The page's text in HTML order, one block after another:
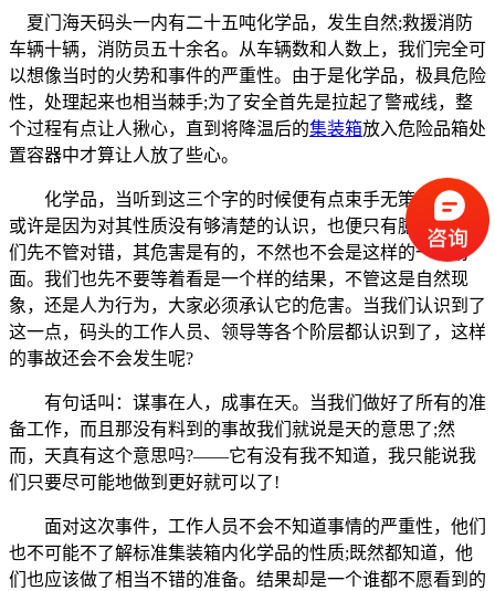
夏门海天码头一内有二十五吨化学品，发生自然;救援消防
车辆十辆，消防员五十余名。从车辆数和人数上，我们完全可
以想像当时的火势和事件的严重性。由于是化学品，极具危险
性，处理起来也相当棘手;为了安全首先是拉起了警戒线，整
个过程有点让人揪心，直到将降温后的集装箱放入危险品箱处
置容器中才算让人放了些心。
化学品，当听到这三个字的时候便有点束手无策的感觉，
或许是因为对其性质没有够清楚的认识，也便只有臆测了。咱
们先不管对错，其危害是有的，不然也不会是这样的一个场
面。我们也先不要等着看是一个样的结果，不管这是自然现
象，还是人为行为，大家必须承认它的危害。当我们认识到了
这一点，码头的工作人员、领导等各个阶层都认识到了，这样
的事故还会不会发生呢?
有句话叫：谋事在人，成事在天。当我们做好了所有的准
备工作，而且那没有料到的事故我们就说是天的意思了;然
而，天真有这个意思吗?——它有没有我不知道，我只能说我
们只要尽可能地做到更好就可以了!
面对这次事件，工作人员不会不知道事情的严重性，他们
也不可能不了解标准集装箱内化学品的性质;既然都知道，他
们也应该做了相当不错的准备。结果却是一个谁都不愿看到的